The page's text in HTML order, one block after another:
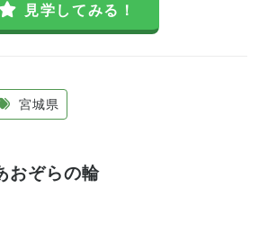
見学してみる！
宮城県
おぞらの輪